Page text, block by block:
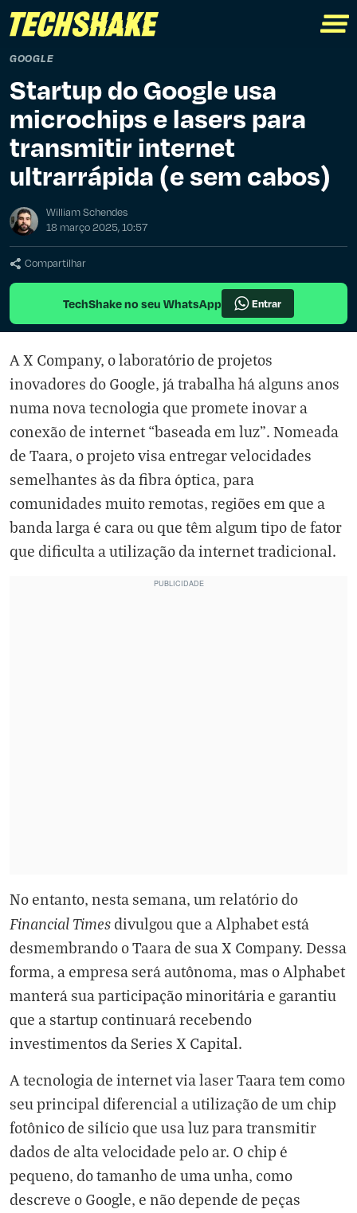
GOOGLE
Startup do Google usa
microchips e lasers para
transmitir internet
ultrarrápida (e sem cabos)
William Schendes
18 março 2025, 10:57
Compartilhar
TechShake no seu WhatsApp Entrar
A X Company, o laboratório de projetos
inovadores do Google, já trabalha há alguns anos
numa nova tecnologia que promete inovar a
conexão de internet “baseada em luz”. Nomeada
de Taara, o projeto visa entregar velocidades
semelhantes às da fibra óptica, para
comunidades muito remotas, regiões em que a
banda larga é cara ou que têm algum tipo de fator
que dificulta a utilização da internet tradicional.
No entanto, nesta semana, um relatório do
Financial Times divulgou que a Alphabet está
desmembrando o Taara de sua X Company. Dessa
forma, a empresa será autônoma, mas o Alphabet
manterá sua participação minoritária e garantiu
que a startup continuará recebendo
investimentos da Series X Capital.
A tecnologia de internet via laser Taara tem como
seu principal diferencial a utilização de um chip
fotônico de silício que usa luz para transmitir
dados de alta velocidade pelo ar. O chip é
pequeno, do tamanho de uma unha, como
descreve o Google, e não depende de peças